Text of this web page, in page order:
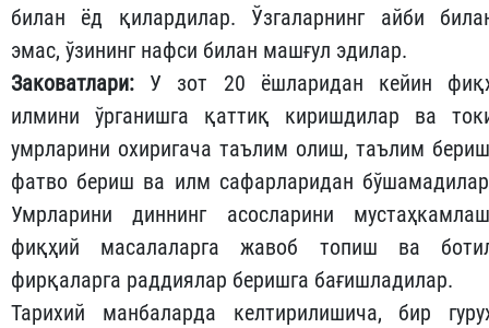
билан ёд қилардилар. Ўзгаларнинг айби
эмас, ўзининг нафси билан машғул эдилар.
Заковатлари: У зот 20 ёшларидан кейин
илмини ўрганишга қаттиқ киришдилар ва
умрларини охиригача таълим олиш, таълим
фатво бериш ва илм сафарларидан
Умрларини диннинг асосларини
фиқҳий масалаларга жавоб топиш ва
фирқаларга раддиялар беришга бағишладилар.
Тарихий манбаларда келтирилишича, бир